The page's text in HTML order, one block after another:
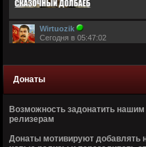
Wirtuozik
Сегодня в 05:47:02
Сегодня в 05:46:44
Донаты
Возможность задонатить нашим
релизерам
Донаты мотивируют добавлять